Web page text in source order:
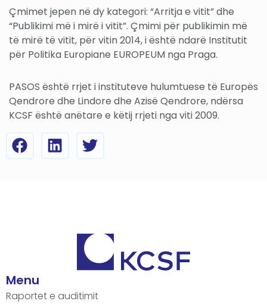
Çmimet jepen në dy kategori: “Arritja e vitit” dhe
“Publikimi më i mirë i vitit”. Çmimi për publikimin më
të mirë të vitit, për vitin 2014, i është ndarë Institutit
për Politika Europiane EUROPEUM nga Praga.
PASOS është rrjet i instituteve hulumtuese të Europës
Qendrore dhe Lindore dhe Azisë Qendrore, ndërsa
KCSF është anëtare e këtij rrjeti nga viti 2009.
Menu
Raportet e auditimit